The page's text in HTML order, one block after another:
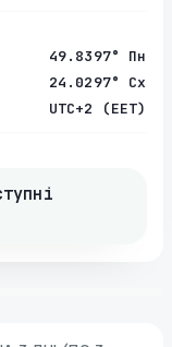
49.8397° Пн
24.0297° Сх
UTC+2 (EET)